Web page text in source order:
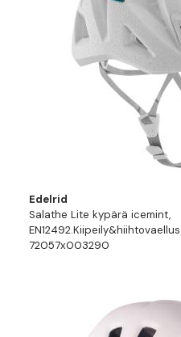
Edelrid
Salathe Lite kypärä icemint,
EN12492.Kiipeily&hiihtovaellus
72057x003290